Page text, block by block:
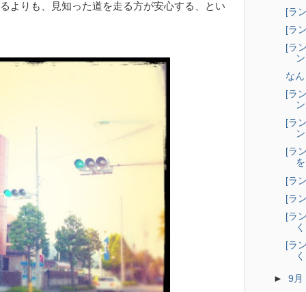
よりも、見知った道を走る方が安心する、とい
[ラ
[ラ
[ラ
な
[ラ
[ラ
[ラ
[ラ
[ラ
[ラ
[ラ
►9月